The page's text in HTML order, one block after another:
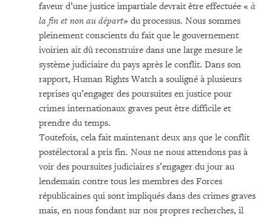
faveur d’une justice impartiale devrait être effectuée « à
la fin et non au départ» du processus. Nous sommes
pleinement conscients du fait que le gouvernement
ivoirien ait dû reconstruire dans une large mesure le
système judiciaire du pays après le conflit. Dans son
rapport, Human Rights Watch a souligné à plusieurs
reprises qu’engager des poursuites en justice pour
crimes internationaux graves peut être difficile et
prendre du temps.
Toutefois, cela fait maintenant deux ans que le conflit
postélectoral a pris fin. Nous ne nous attendons pas à
voir des poursuites judiciaires s’engager du jour au
lendemain contre tous les membres des Forces
républicaines qui sont impliqués dans des crimes graves
mais, en nous fondant sur nos propres recherches, il